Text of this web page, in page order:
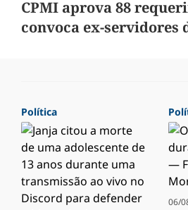
CPMI aprova 88
convoca ex-servidores
Política
06/